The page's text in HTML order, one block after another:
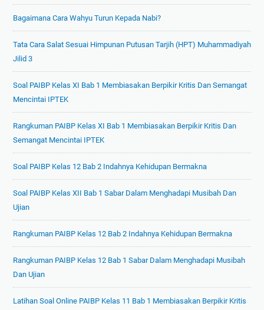
Bagaimana Cara Wahyu Turun Kepada Nabi?
Tata Cara Salat Sesuai Himpunan Putusan Tarjih (HPT) Muhammadiyah
Jilid 3
Soal PAIBP Kelas XI Bab 1 Membiasakan Berpikir Kritis Dan Semangat
Mencintai IPTEK
Rangkuman PAIBP Kelas XI Bab 1 Membiasakan Berpikir Kritis Dan
Semangat Mencintai IPTEK
Soal PAIBP Kelas 12 Bab 2 Indahnya Kehidupan Bermakna
Soal PAIBP Kelas XII Bab 1 Sabar Dalam Menghadapi Musibah Dan
Ujian
Rangkuman PAIBP Kelas 12 Bab 2 Indahnya Kehidupan Bermakna
Rangkuman PAIBP Kelas 12 Bab 1 Sabar Dalam Menghadapi Musibah
Dan Ujian
Latihan Soal Online PAIBP Kelas 11 Bab 1 Membiasakan Berpikir Kritis